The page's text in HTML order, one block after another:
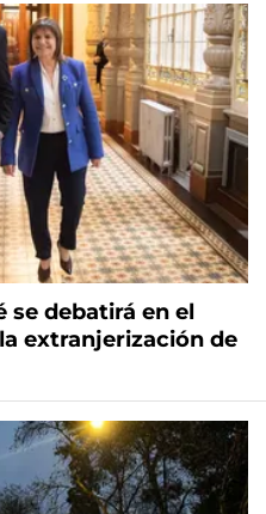
se debatirá en el
extranjerización de